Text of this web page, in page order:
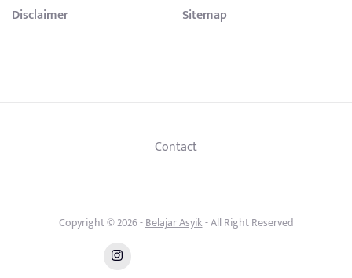
Disclaimer
Sitemap
Contact
Copyright © 2026 -Belajar Asyik- All Right Reserved